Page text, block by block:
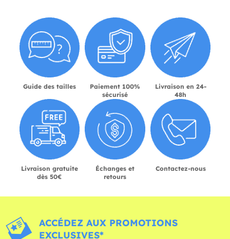
Guide des tailles
Paiement 100%
sécurisé
Livraison en 24-
48h
Livraison gratuite
dès 50€
Échanges et
retours
Contactez-nous
ACCÉDEZ AUX PROMOTIONS
EXCLUSIVES*